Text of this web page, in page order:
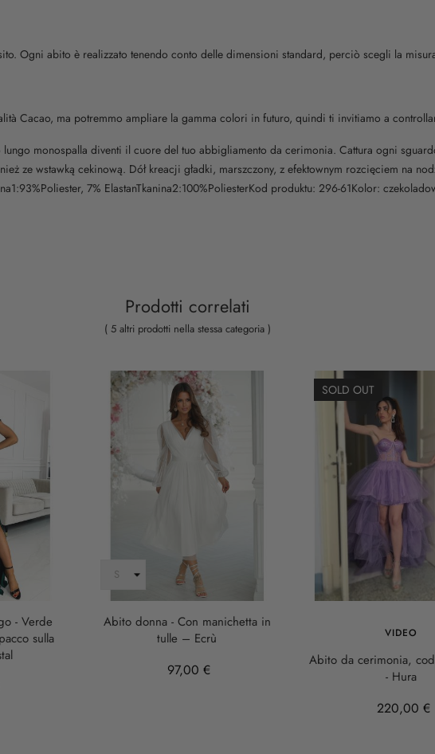
Ogni abito è realizzato tenendo conto delle dimensioni standard, perciò scegli la
Cacao, ma potremmo ampliare la gamma colori in futuro, quindi ti invitiamo a
monospalla diventi il cuore del tuo abbigliamento da cerimonia. Cattura ogni
ze wstawką cekinową. Dół kreacji gładki, marszczony, z efektownym rozcięciem na
7% ElastanTkanina2:100%PoliesterKod produktu: 296-61Kolor:
Prodotti correlati
( 5 altri prodotti nella stessa categoria )
- Verde
sulla
Abito donna - Con manichetta in
tulle – Ecrù
97,00 €
SOLD OUT
VIDEO
Abito da cerimonia,
- Hura
220,00 €